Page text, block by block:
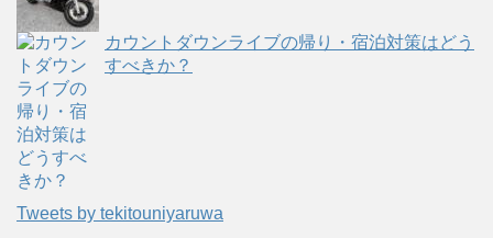
カウントダウンライブの帰り・宿泊対策はどう
すべきか？
Tweets by tekitouniyaruwa